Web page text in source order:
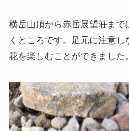
横岳山頂から赤岳展望荘まで
くところです。足元に注意
花を楽しむことができました。